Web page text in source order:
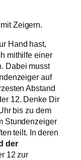
Zeigern.
Hand hast,
mithilfe einer
Dabei musst
auf
Abstand
12. Denke Dir
bis zu dem
Stundenzeiger
teilt. In deren
der
12 zur